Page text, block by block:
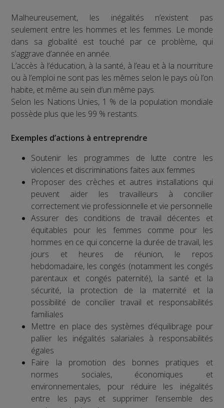
Malheureusement, les inégalités n’existent pas
seulement entre les hommes et les femmes. Le monde
dans sa globalité est touché par ce problème, qui
s’aggrave d’année en année.
L’accès à l’éducation, à la santé, à l’eau et à la nourriture
ou à l’emploi ne sont pas les mêmes selon le pays où l’on
habite, et même au sein d’un même pays.
Selon les Nations Unies, 1 % de la population mondiale
possède plus que les 99 % restants.
Exemples d’actions à entreprendre
Soutenir les programmes de lutte contre les
violences et discriminations faites aux femmes
Proposer des crèches et autres installations qui
peuvent aider les travailleurs à concilier
correctement vie professionnelle et vie personnelle
Assurer des conditions de travail décentes et
équitables pour les femmes comme pour les
hommes en ce qui concerne la durée de travail, les
jours et heures de réunion, le repos
hebdomadaire, les congés (notamment les congés
parentaux et congés paternité), la santé et la
sécurité, la protection de la maternité et la
possibilité de concilier travail et responsabilités
familiales
Mettre en place des systèmes d’équilibrage pour
pallier les inégalités salariales à responsabilités
égales
Faire la promotion des bonnes pratiques et
normes sociales, économiques et
environnementales, pour réduire les inégalités
entre les pays et supprimer l’ensemble des